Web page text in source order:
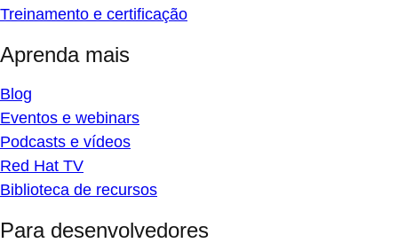
Treinamento e certificação
Aprenda mais
Blog
Eventos e webinars
Podcasts e vídeos
Red Hat TV
Biblioteca de recursos
Para desenvolvedores